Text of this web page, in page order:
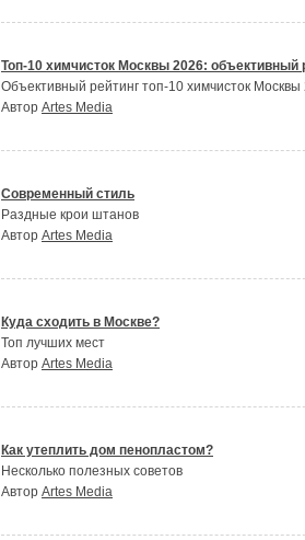
Топ-10 химчисток Москвы 2026: объективный
Объективный рейтинг топ-10 химчисток
Автор Artes Media
Современный стиль
Раздные крои штанов
Автор Artes Media
Куда сходить в Москве?
Топ лучших мест
Автор Artes Media
Как утеплить дом пенопластом?
Несколько полезных советов
Автор Artes Media